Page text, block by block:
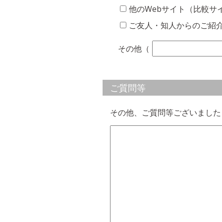
他のWebサイト（比較サ
ご友人・知人からのご紹
その他（
ご質問等
その他、ご質問等ございまし